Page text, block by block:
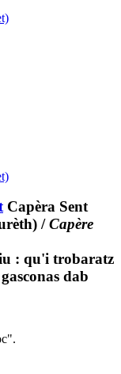
Capèra Sent
/Capère
: qu'i trobaratz
dab